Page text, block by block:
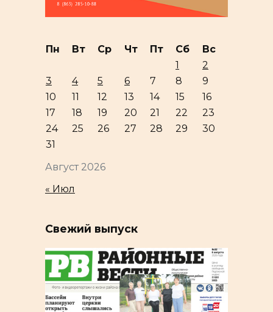
Август 2026
Пн Вт Ср Чт Пт Сб
Вс
1
2
3
4 5 6 7 8
9
10
11 12 13 14 15
16
17
18 19 20 21 22
23
24
25 26 27 28 29
30
31
« Июл
Свежий выпуск